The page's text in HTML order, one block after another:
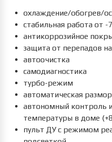
охлаждение/обогрев/
стабильная работа от -
антикоррозийное
защита от перепадов
автоочистка
самодиагностика
турбо-режим
автоматическая
автономный контроль
температуры в доме
пульт ДУ с режимом